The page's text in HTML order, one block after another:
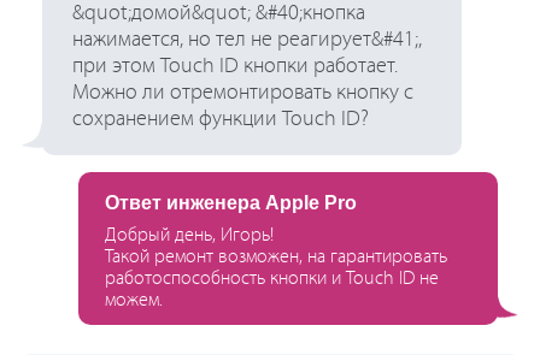
&quot;домой&quot; &#40;кнопка
нажимается, но тел не реагирует&#41;,
при этом Touch ID кнопки работает.
Можно ли отремонтировать кнопку с
сохранением функции Touch ID?
Ответ инженера Apple Pro
Добрый день, Игорь!
Такой ремонт возможен, на гарантировать
работоспособность кнопки и Touch ID не
можем.